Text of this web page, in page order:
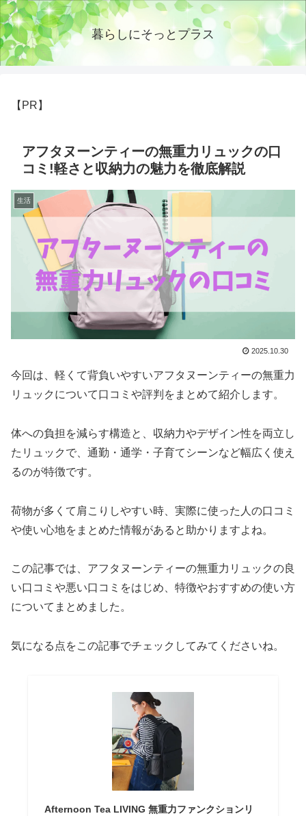
暮らしにそっとプラス
【PR】
アフタヌーンティーの無重力リュックの口
コミ!軽さと収納力の魅力を徹底解説
生活
2025.10.30
今回は、軽くて背負いやすいアフタヌーンティーの無重力
リュックについて口コミや評判をまとめて紹介します。
体への負担を減らす構造と、収納力やデザイン性を両立し
たリュックで、通勤・通学・子育てシーンなど幅広く使え
るのが特徴です。
荷物が多くて肩こりしやすい時、実際に使った人の口コミ
や使い心地をまとめた情報があると助かりますよね。
この記事では、アフタヌーンティーの無重力リュックの良
い口コミや悪い口コミをはじめ、特徴やおすすめの使い方
についてまとめました。
気になる点をこの記事でチェックしてみてくださいね。
Afternoon Tea LIVING 無重力ファンクションリ